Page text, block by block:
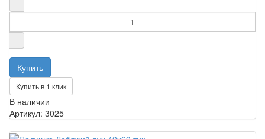
Купить в 1 клик
В наличии
Артикул: 3025